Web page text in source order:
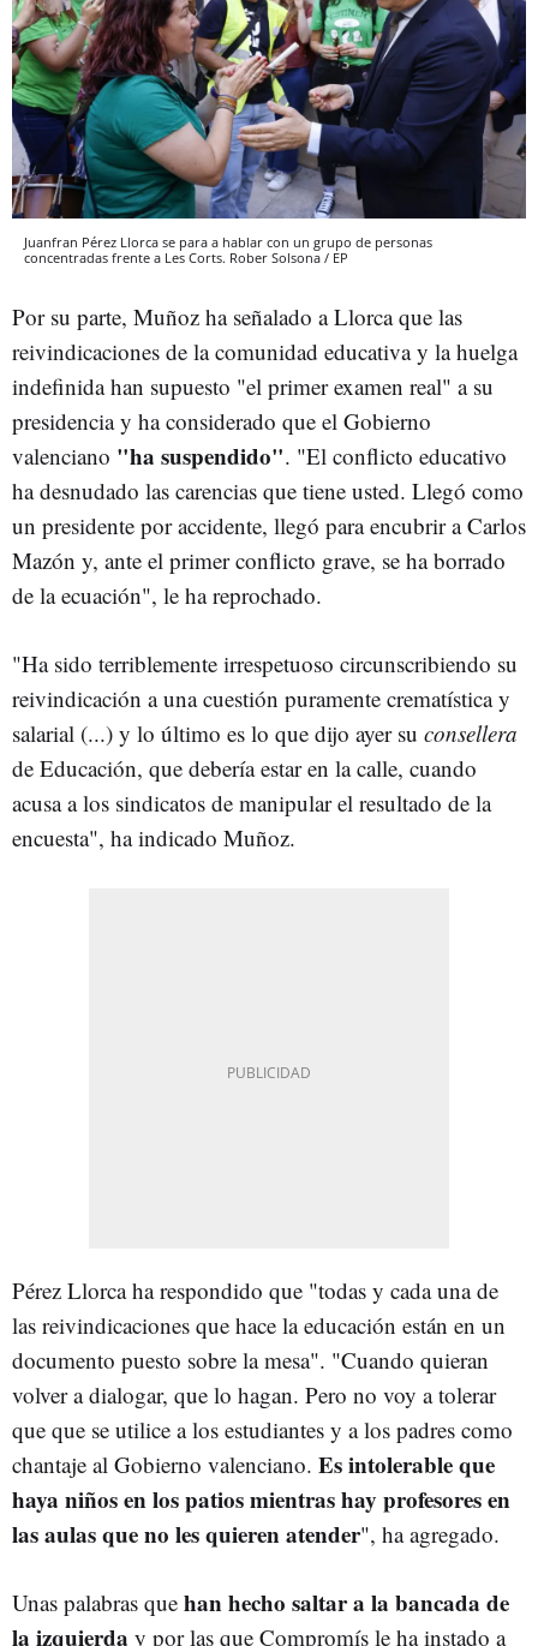
Juanfran Pérez Llorca se para a hablar con un grupo de personas
concentradas frente a Les Corts. Rober Solsona / EP
Por su parte, Muñoz ha señalado a Llorca que las
reivindicaciones de la comunidad educativa y la huelga
indefinida han supuesto "el primer examen real" a su
presidencia y ha considerado que el Gobierno
valenciano "ha suspendido". "El conflicto educativo
ha desnudado las carencias que tiene usted. Llegó como
un presidente por accidente, llegó para encubrir a Carlos
Mazón y, ante el primer conflicto grave, se ha borrado
de la ecuación", le ha reprochado.
"Ha sido terriblemente irrespetuoso circunscribiendo su
reivindicación a una cuestión puramente crematística y
salarial (...) y lo último es lo que dijo ayer su consellera
de Educación, que debería estar en la calle, cuando
acusa a los sindicatos de manipular el resultado de la
encuesta", ha indicado Muñoz.
Pérez Llorca ha respondido que "todas y cada una de
las reivindicaciones que hace la educación están en un
documento puesto sobre la mesa". "Cuando quieran
volver a dialogar, que lo hagan. Pero no voy a tolerar
que que se utilice a los estudiantes y a los padres como
chantaje al Gobierno valenciano. Es intolerable que
haya niños en los patios mientras hay profesores en
las aulas que no les quieren atender", ha agregado.
Unas palabras que han hecho saltar a la bancada de
la izquierda y por las que Compromís le ha instado a